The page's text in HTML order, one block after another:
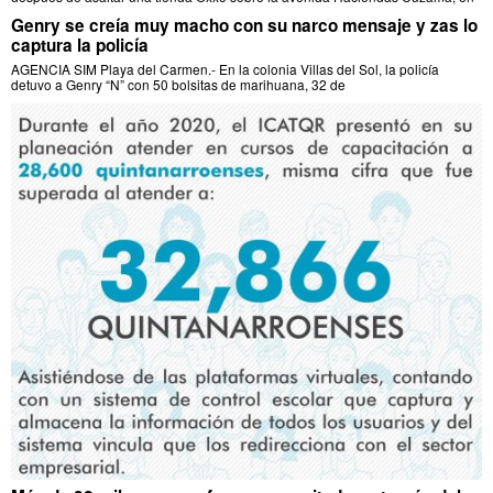
Genry se creía muy macho con su narco mensaje y zas lo
captura la policía
AGENCIA SIM Playa del Carmen.- En la colonia Villas del Sol, la policía
detuvo a Genry “N” con 50 bolsitas de marihuana, 32 de